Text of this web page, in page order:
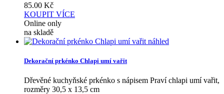
85.00 Kč
KOUPIT VÍCE
Online only
na skladě
náhled
Dekorační prkénko Chlapi umí vařit
Dřevěné kuchyňské prkénko s nápisem Praví chlapi umí vařit,
rozměry 30,5 x 13,5 cm